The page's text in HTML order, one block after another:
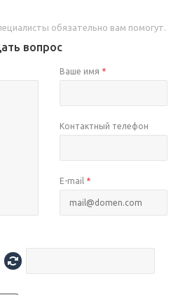
обязательно вам помогут.
вопрос
Ваше имя *
Контактный телефон
E-mail *